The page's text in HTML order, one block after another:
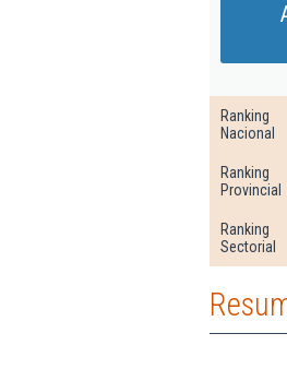
Ranking
Nacional
Ranking
Provincial
Ranking
Sectorial